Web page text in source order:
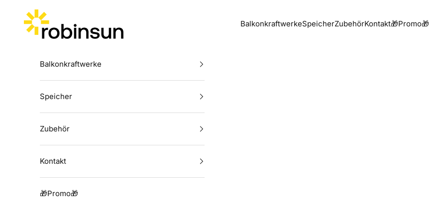
Robinsun
BalkonkraftwerkeSpeicherZubehörKontakt🎁Promo🎁
Balkonkraftwerke
Speicher
Zubehör
Kontakt
🎁Promo🎁